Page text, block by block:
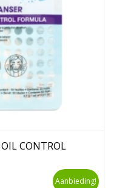
CONTROL
Aanbieding!